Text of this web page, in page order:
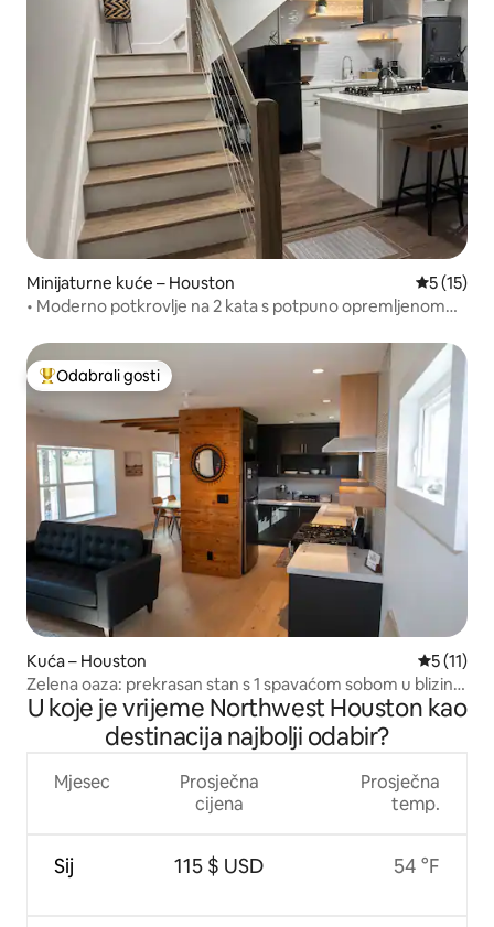
Minijaturne kuće – Houston Prosječna
5 (15)
• Moderno potkrovlje na 2 kata s potpuno opremljenom
Među najviše rangiranima s oznakom „Odabrali gosti”
Odabrali gosti
Kuća – Houston
5 (11)
Zelena oaza: prekrasan stan s 1 spavaćom sobom u blizini
medicinskog centra i NRG-a
U koje je vrijeme Northwest Houston kao
destinacija najbolji odabir?
Mjesec
Sij
Prosječna
cijena
115 $ USD
Prosječna
temp.
54 °F